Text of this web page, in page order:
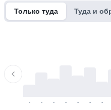
Только туда Туда и
- - - - - - -